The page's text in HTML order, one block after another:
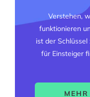
Verstehen,
funktionieren
ist der Schlüssel
für Einsteiger